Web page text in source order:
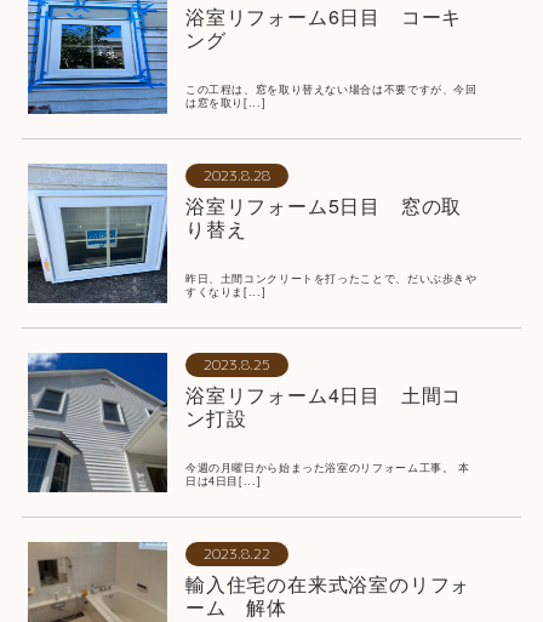
浴室リフォーム6日目 コーキ
ング
この工程は、窓を取り替えない場合は不要ですが、今回
は窓を取り[...]
2023.8.28
浴室リフォーム5日目 窓の取
り替え
昨日、土間コンクリートを打ったことで、だいぶ歩きや
すくなりま[...]
2023.8.25
浴室リフォーム4日目 土間コ
ン打設
今週の月曜日から始まった浴室のリフォーム工事。 本
日は4日目[...]
2023.8.22
輸入住宅の在来式浴室のリフォ
ーム 解体